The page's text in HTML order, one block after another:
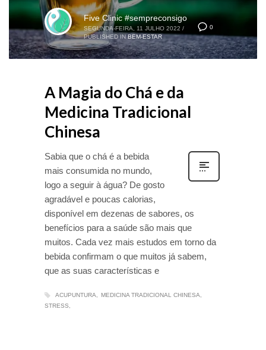
0
Five Clinic #sempreconsigo
SEGUNDA-FEIRA, 11 JULHO 2022 /
PUBLISHED IN BEM-ESTAR
A Magia do Chá e da
Medicina Tradicional
Chinesa
Sabia que o chá é a bebida
mais consumida no mundo,
logo a seguir à água? De gosto
agradável e poucas calorias,
disponível em dezenas de sabores, os
benefícios para a saúde são mais que
muitos. Cada vez mais estudos em torno da
bebida confirmam o que muitos já sabem,
que as suas características e
ACUPUNTURA
MEDICINA TRADICIONAL CHINESA
STRESS